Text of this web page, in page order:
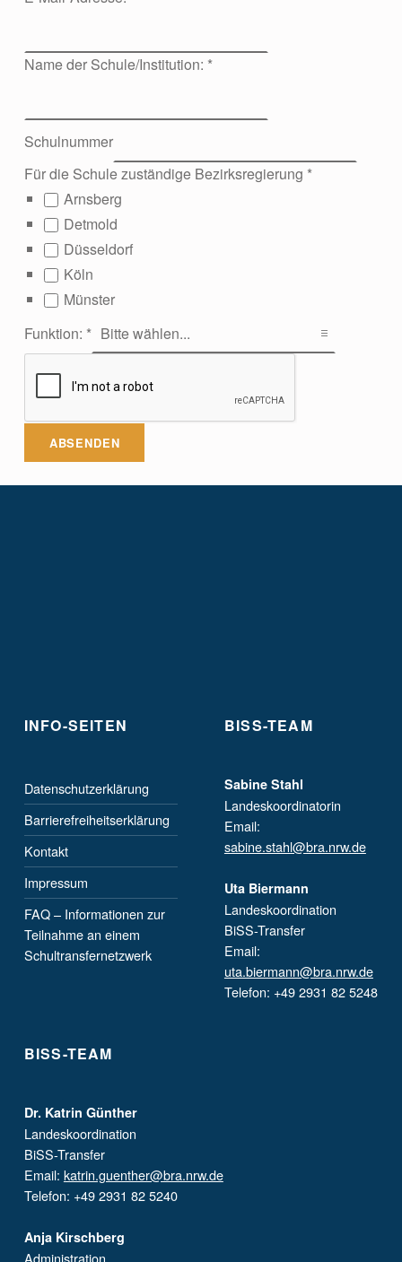
Name der Schule/Institution: *
Schulnummer
Für die Schule zuständige Bezirksregierung *
Arnsberg
Detmold
Düsseldorf
Köln
Münster
Funktion: *
ABSENDEN
Skip back to main navigation
INFO-SEITEN
Datenschutzerklärung
Barrierefreiheitserklärung
Kontakt
Impressum
FAQ – Informationen zur
Teilnahme an einem
Schultransfernetzwerk
BISS-TEAM
Sabine Stahl
Landeskoordinatorin
Email:
sabine.stahl@bra.nrw.de
Uta Biermann
Landeskoordination
BiSS-Transfer
Email:
uta.biermann@bra.nrw.de
Telefon: +49 2931 82 5248
BISS-TEAM
Dr. Katrin Günther
Landeskoordination
BiSS-Transfer
Email: katrin.guenther@bra.nrw.de
Telefon: +49 2931 82 5240
Anja Kirschberg